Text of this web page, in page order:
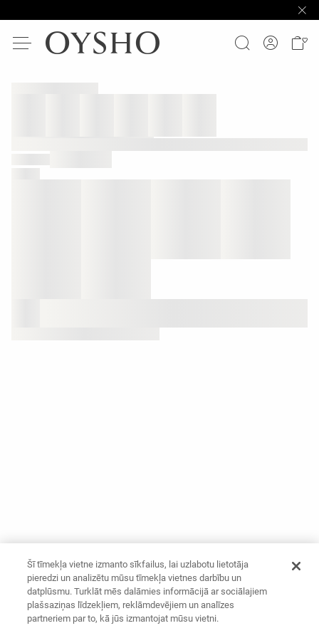
Šī tīmekļa vietne izmanto sīkfailus, lai uzlabotu lietotāja
pieredzi un analizētu mūsu tīmekļa vietnes darbību un
datplūsmu. Turklāt mēs dalāmies informācijā ar sociālajiem
plašsaziņas līdzekļiem, reklāmdevējiem un analīzes
partneriem par to, kā jūs izmantojat mūsu vietni.